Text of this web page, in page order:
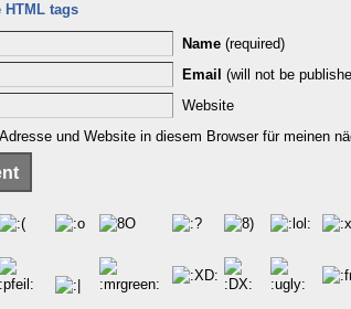
HTML tags
Name (required)
Email (will not be
Website
und Website in diesem Browser für meinen